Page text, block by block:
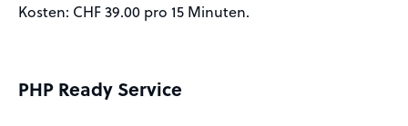
Kosten: CHF 39.00 pro 15 Minuten.
PHP Ready Service